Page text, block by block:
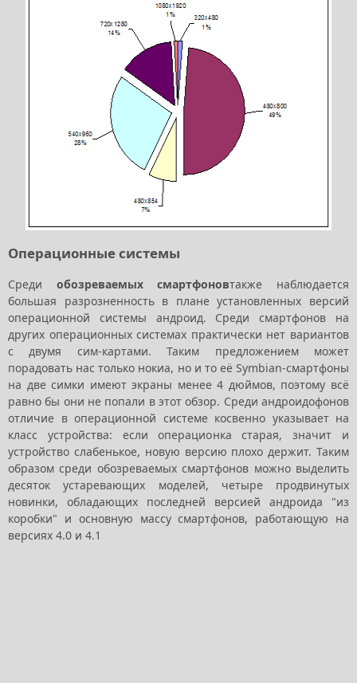
Операционные системы
Среди обозреваемых смартфоновтакже наблюдается
большая разрозненность в плане установленных версий
операционной системы андроид. Среди смартфонов на
других операционных системах практически нет вариантов
с двумя сим-картами. Таким предложением может
порадовать нас только нокиа, но и то её Symbian-смартфоны
на две симки имеют экраны менее 4 дюймов, поэтому всё
равно бы они не попали в этот обзор. Среди андроидофонов
отличие в операционной системе косвенно указывает на
класс устройства: если операционка старая, значит и
устройство слабенькое, новую версию плохо держит. Таким
образом среди обозреваемых смартфонов можно выделить
десяток устаревающих моделей, четыре продвинутых
новинки, обладающих последней версией андроида "из
коробки" и основную массу смартфонов, работающую на
версиях 4.0 и 4.1